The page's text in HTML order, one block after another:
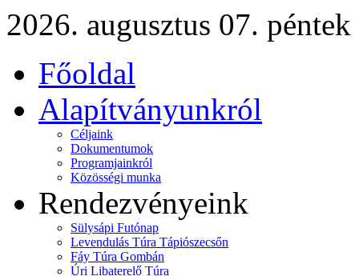
2026. augusztus 07. péntek
Főoldal
Alapítványunkról
Céljaink
Dokumentumok
Programjainkról
Közösségi munka
Rendezvényeink
Sülysápi Futónap
Levendulás Túra Tápiószecsőn
Fáy Túra Gombán
Úri Libaterelő Túra